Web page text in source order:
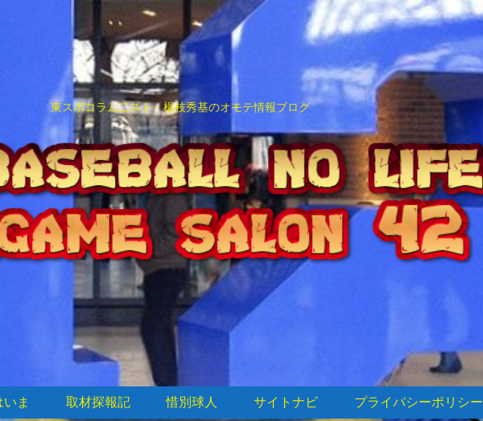
東スポコラム二スト・楊枝秀基のオモテ情報ブログ
ま 取材探報記 惜別球人 サイトナビ プライバシーポリシー